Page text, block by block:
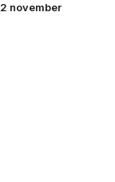
november